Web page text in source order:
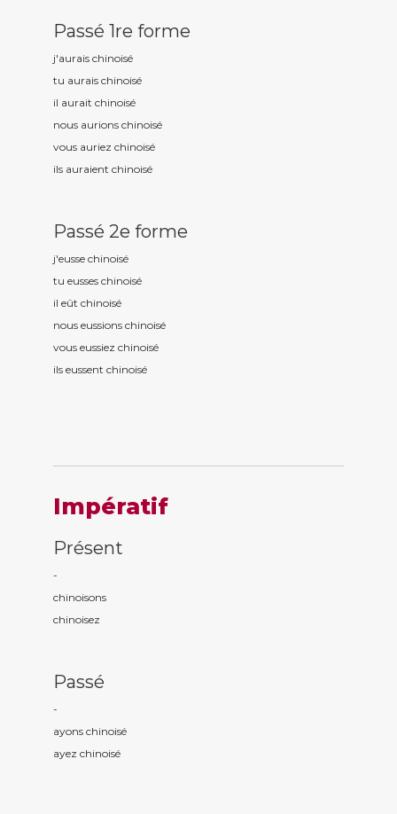
Passé 1re forme
j'aurais chinoisé
tu aurais chinoisé
il aurait chinoisé
nous aurions chinoisé
vous auriez chinoisé
ils auraient chinoisé
Passé 2e forme
j'eusse chinoisé
tu eusses chinoisé
il eût chinoisé
nous eussions chinoisé
vous eussiez chinoisé
ils eussent chinoisé
Impératif
Présent
-
chinoisons
chinoisez
Passé
-
ayons chinoisé
ayez chinoisé